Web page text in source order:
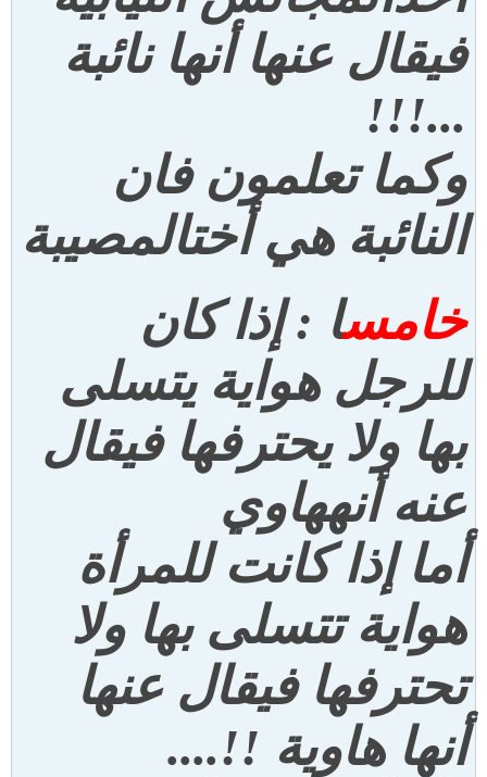
فيقال عنها أنها نائبة
...!!!
وكما تعلمون فان
النائبة هي أختالمصيبة
خامسا : إذا كان
للرجل هواية يتسلى
بها ولا يحترفها فيقال
عنه أنههاوي
أما إذا كانت للمرأة
هواية تتسلى بها ولا
تحترفها فيقال عنها
أنها هاوية !!....